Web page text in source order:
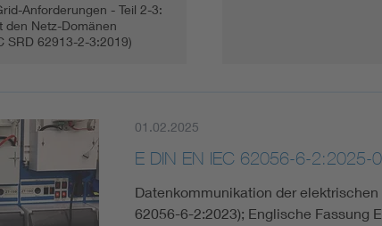
Anforderungen - Teil 2-3:
den Netz-Domänen
SRD 62913-2-3:2019)
01.02.2025
E DIN EN IEC 62056-6-2:2025-
Datenkommunikation der
62056-6-2:2023); Englische Fassung